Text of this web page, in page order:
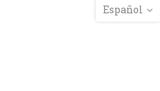
Español